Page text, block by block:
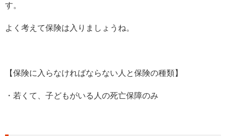
す。
よく考えて保険は入りましょうね。
【保険に入らなければならない人と保険の種類】
・若くて、子どもがいる人の死亡保障のみ